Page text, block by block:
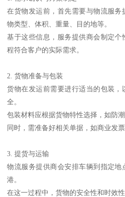
在货物发运前，首先需要与物流服
物类型、体积、重量、目的地等。
基于这些信息，服务提供商会制定
程符合客户的实际需求。
2. 货物准备与包装
货物在发运前需要进行适当的包装
全。
包装材料应根据货物特性选择，如防潮
同时，需准备好相关单据，如商业发票
3. 提货与运输
物流服务提供商会安排车辆到指定
港。
在这一过程中，货物的安全性和时效性